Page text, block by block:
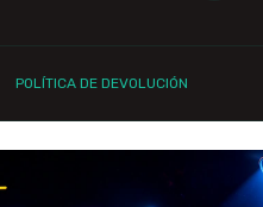
POLÍTICA DE DEVOLUCIÓN